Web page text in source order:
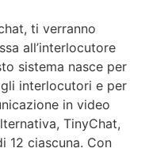
ti verranno
all’interlocutore
sistema nasce per
interlocutori e per
in video
TinyChat,
12 ciascuna. Con